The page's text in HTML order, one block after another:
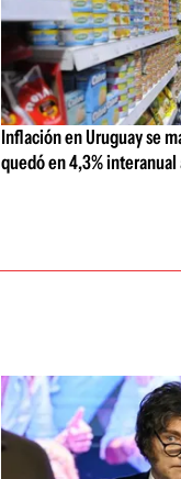
Inflación en Uruguay se
quedó en 4,3%